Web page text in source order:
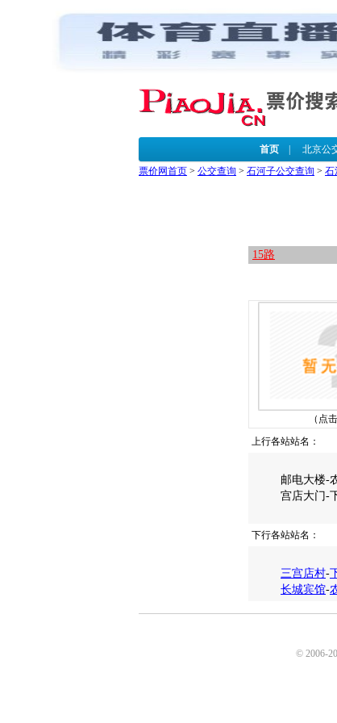
首页| 北京公
票价网首页 > 公交查询 > 石河子公交查询 > 石
15路
（点
上行各站站名：
邮电大楼-
宫店大门-
下行各站站名：
三宫店村-
长城宾馆-
© 2006-